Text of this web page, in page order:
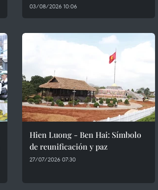
03/08/2026 10:06
Hien Luong - Ben Hai: Símbolo
de reunificación y paz
27/07/2026 07:30